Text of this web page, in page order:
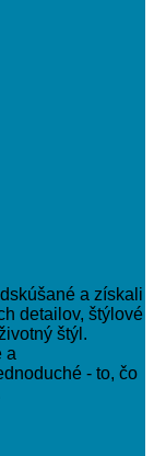
a získali
detailov, štýlové
štýl.
a
- to, čo